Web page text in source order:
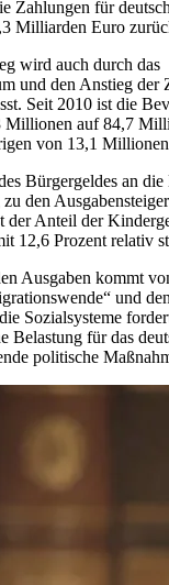
Zahlungen für
Milliarden Euro
wird auch durch das
und den Anstieg der
Seit 2010 ist die
Millionen auf 84,7
von 13,1
Bürgergeldes an
den
der Anteil der
12,6 Prozent relativ
Ausgaben kommt
und
Sozialsysteme
Belastung für das
politische